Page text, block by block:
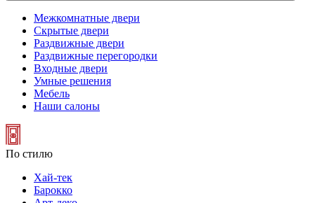
Межкомнатные двери
Скрытые двери
Раздвижные двери
Раздвижные перегородки
Входные двери
Умные решения
Мебель
Наши салоны
По стилю
Хай-тек
Барокко